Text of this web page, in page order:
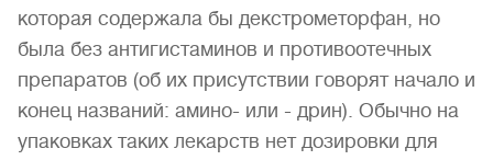
которая содержала бы декстрометорфан, но
была без антигистаминов и противоотечных
препаратов (об их присутствии говорят начало и
конец названий: амино- или - дрин). Обычно на
упаковках таких лекарств нет дозировки для